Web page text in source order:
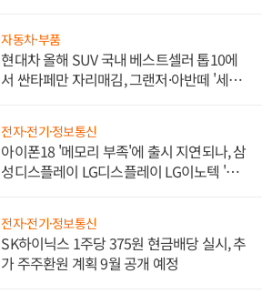
자동차·부품
현대차 올해 SUV 국내 베스트셀러 톱10에
서 싼타페만 자리매김, 그랜저·아반떼 '세단
전자·전기·정보통신
아이폰18 '메모리 부족'에 출시 지연되나, 삼
성디스플레이 LG디스플레이 LG이노텍 '탈
전자·전기·정보통신
SK하이닉스 1주당 375원 현금배당 실시, 추
가 주주환원 계획 9월 공개 예정